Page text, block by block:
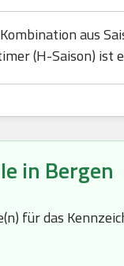
aus
(H-Saison) ist
in Bergen
für das